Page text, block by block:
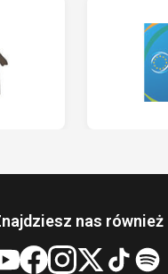
nas również